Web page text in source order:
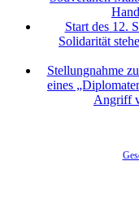
Start des 12.
Solidarität
Stellungnahme
eines
Angriff